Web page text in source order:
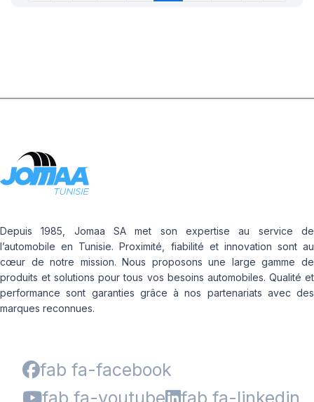
Depuis 1985, Jomaa SA met son expertise au service de
l’automobile en Tunisie. Proximité, fiabilité et innovation sont au
cœur de notre mission. Nous proposons une large gamme de
produits et solutions pour tous vos besoins automobiles. Qualité et
performance sont garanties grâce à nos partenariats avec des
marques reconnues.
fab fa-facebook
fab fa-youtube
fab fa-linkedin